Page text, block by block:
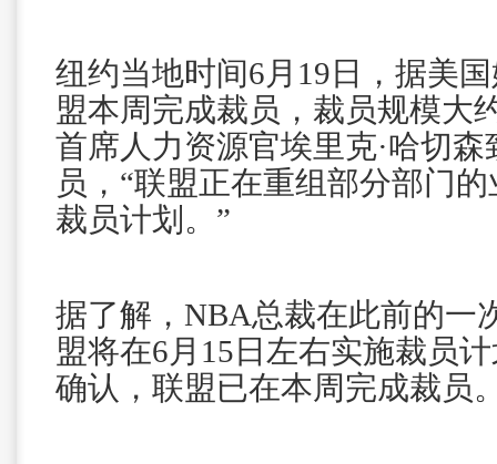
纽约当地时间6月19日，据美
盟本周完成裁员，裁员规模大
首席人力资源官埃里克·哈切
员，“联盟正在重组部分部门
裁员计划。”
据了解，NBA总裁在此前的一
盟将在6月15日左右实施裁员
确认，联盟已在本周完成裁员